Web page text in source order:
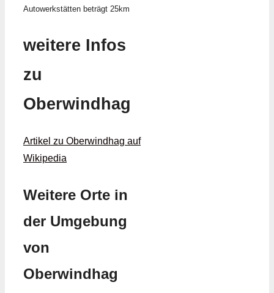
Autowerkstätten beträgt 25km
weitere Infos
zu
Oberwindhag
Artikel zu Oberwindhag auf
Wikipedia
Weitere Orte in
der Umgebung
von
Oberwindhag